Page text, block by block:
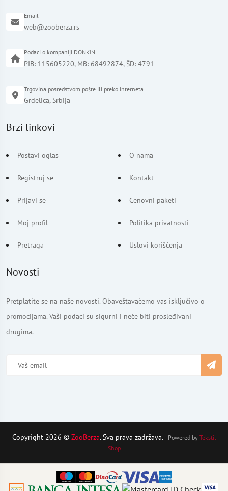
Email
web@zooberza.rs
Podaci o kompaniji DONKIN
PIB: 115605220, MB: 68492874, ŠD: 4791
Trgovina posredstvom pošte ili preko interneta
Grdelica, Srbija
Brzi linkovi
Postavi oglas
Registruj se
Prijavi se
Moj profil
Pretraga
O nama
Kontakt
Cenovni paketi
Politika privatnosti
Uslovi korišćenja
Novosti
Pretplatite se na naše novosti. Obaveštavaćemo vas isključivo o
promocijama. Vaši podaci su sigurni i neće biti prosleđivani
drugima.
Copyright 2026 © ZooBerza. Sva prava zadržava. Powered by Tekstil
Shop